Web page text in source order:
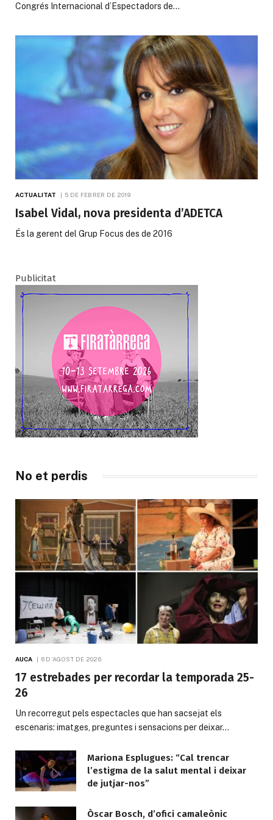
Congrés Internacional d’Espectadors de…
ACTUALITAT 5 DE FEBRER DE 2019
Isabel Vidal, nova presidenta d’ADETCA
És la gerent del Grup Focus des de 2016
Publicitat
No et perdis
AUCA 6 D'AGOST DE 2026
17 estrebades per recordar la temporada 25-
26
Un recorregut pels espectacles que han sacsejat els
escenaris: imatges, preguntes i sensacions per deixar…
Mariona Esplugues: “Cal trencar
l’estigma de la salut mental i deixar
de jutjar-nos”
Òscar Bosch, d’ofici camaleònic